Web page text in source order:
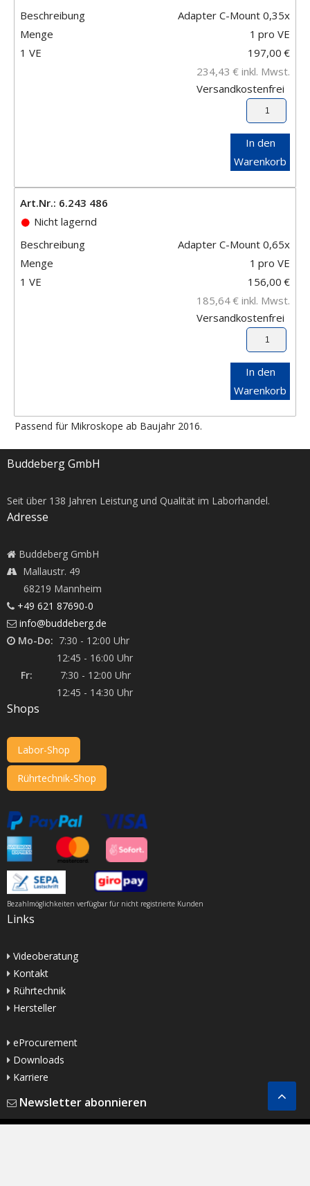
Beschreibung
Adapter C-Mount 0,35x
Menge
1 pro VE
1 VE
197,00 €
234,43 € inkl. Mwst.
Versandkostenfrei
In den
Warenkorb
Art.Nr.: 6.243 486
Nicht lagernd
Beschreibung
Adapter C-Mount 0,65x
Menge
1 pro VE
1 VE
156,00 €
185,64€ inkl. Mwst.
Versandkostenfrei
In den
Warenkorb
Passend für Mikroskope ab Baujahr 2016.
Buddeberg GmbH
Seit über 138 Jahren Leistung und Qualität im Laborhandel.
Adresse
Buddeberg GmbH
Mallaustr. 49
68219 Mannheim
+49 621 87690-0
info@buddeberg.de
Mo-Do: 7:30 - 12:00 Uhr
12:45 - 16:00 Uhr
Fr: 7:30 - 12:00 Uhr
12:45 - 14:30 Uhr
Shops
Labor-Shop
Rührtechnik-Shop
Bezahlmöglichkeiten verfügbar für nicht registrierte Kunden
Links
Videoberatung
Kontakt
Rührtechnik
Hersteller
eProcurement
Downloads
Karriere
Newsletter abonnieren